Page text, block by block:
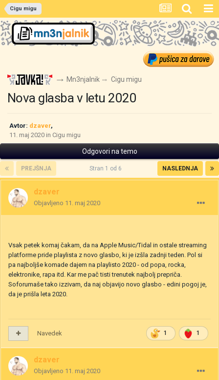
Cigu migu
Mn3njalnik Cigu migu
Nova glasba v letu 2020
Avtor: dzaver,
11. maj 2020 in Cigu migu
Odgovori na temo
PREJŠNJA NASLEDNJA
Stran 1 od 6
dzaver
Objavljeno 11. maj 2020
Vsak petek komaj čakam, da na Apple Music/Tidal in ostale streaming
platforme pride playlista z novo glasbo, ki je izšla zadnji teden. Pol si
pa najboljše komade dajem na playlisto 2020 - od popa, rocka,
elektronike, rapa itd. Kar me pač tisti trenutek najbolj prepriča.
Soforumaše tako izzivam, da naj objavijo novo glasbo - edini pogoj je,
da je prišla leta 2020.
1 1
Navedek
dzaver
Objavljeno 11. maj 2020